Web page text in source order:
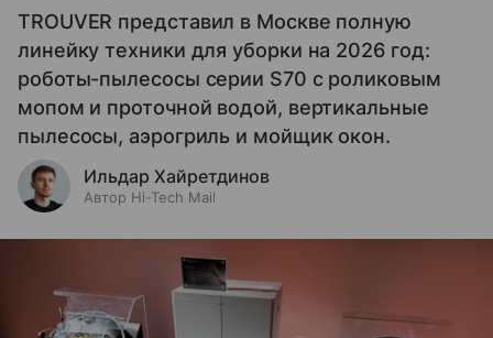
TROUVER представил в Москве полную
линейку техники для уборки на 2026 год:
роботы-пылесосы серии S70 с роликовым
мопом и проточной водой, вертикальные
пылесосы, аэрогриль и мойщик окон.
Ильдар Хайретдинов
Автор Hi-Tech Mail